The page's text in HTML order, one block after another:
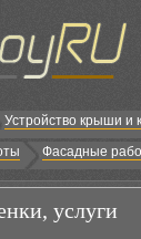
Устройство крыши и
Фасадные
услуги